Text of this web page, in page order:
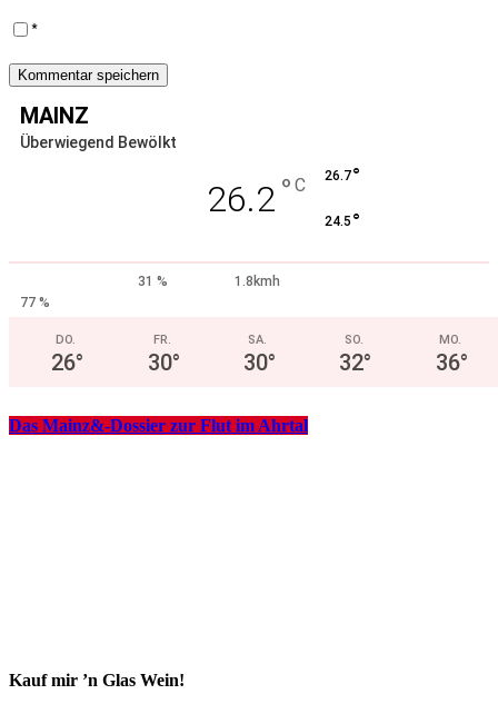
*
MAINZ
Überwiegend Bewölkt
26.2 ° C 26.7°
24.5 °
31 %
1.8kmh
77 %
DO.
26°
FR.
30°
SA.
30°
SO.
32°
MO.
36°
Das Mainz&-Dossier zur Flut im Ahrtal
Kauf mir ’n Glas Wein!